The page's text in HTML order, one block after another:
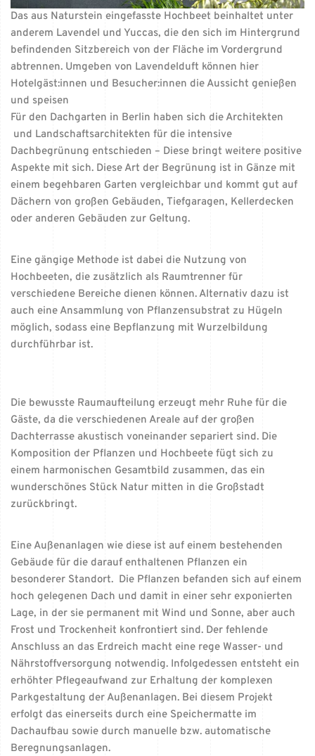
Das aus Naturstein eingefasste Hochbeet beinhaltet unter
anderem Lavendel und Yuccas, die den sich im Hintergrund
befindenden Sitzbereich von der Fläche im Vordergrund
abtrennen. Umgeben von Lavendelduft können hier
Hotelgäst:innen und Besucher:innen die Aussicht genießen
und speisen
Für den Dachgarten in Berlin haben sich die Architekten
und Landschaftsarchitekten für die intensive
Dachbegrünung entschieden – Diese bringt weitere positive
Aspekte mit sich. Diese Art der Begrünung ist in Gänze mit
einem begehbaren Garten vergleichbar und kommt gut auf
Dächern von großen Gebäuden, Tiefgaragen, Kellerdecken
oder anderen Gebäuden zur Geltung.
Eine gängige Methode ist dabei die Nutzung von
Hochbeeten, die zusätzlich als Raumtrenner für
verschiedene Bereiche dienen können. Alternativ dazu ist
auch eine Ansammlung von Pflanzensubstrat zu Hügeln
möglich, sodass eine Bepflanzung mit Wurzelbildung
durchführbar ist.
Die bewusste Raumaufteilung erzeugt mehr Ruhe für die
Gäste, da die verschiedenen Areale auf der großen
Dachterrasse akustisch voneinander separiert sind. Die
Komposition der Pflanzen und Hochbeete fügt sich zu
einem harmonischen Gesamtbild zusammen, das ein
wunderschönes Stück Natur mitten in die Großstadt
zurückbringt.
Eine Außenanlagen wie diese ist auf einem bestehenden
Gebäude für die darauf enthaltenen Pflanzen ein
besonderer Standort. Die Pflanzen befanden sich auf einem
hoch gelegenen Dach und damit in einer sehr exponierten
Lage, in der sie permanent mit Wind und Sonne, aber auch
Frost und Trockenheit konfrontiert sind. Der fehlende
Anschluss an das Erdreich macht eine rege Wasser- und
Nährstoffversorgung notwendig. Infolgedessen entsteht ein
erhöhter Pflegeaufwand zur Erhaltung der komplexen
Parkgestaltung der Außenanlagen. Bei diesem Projekt
erfolgt das einerseits durch eine Speichermatte im
Dachaufbau sowie durch manuelle bzw. automatische
Beregnungsanlagen.